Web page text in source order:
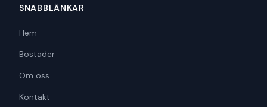
SNABBLÄNKAR
Hem
Bostäder
Om oss
Kontakt